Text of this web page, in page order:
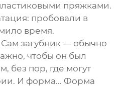
пряжками.
пробовали в
время.
Сам загубник — обычно
чтобы он был
без пор, где могут
И форма... Форма